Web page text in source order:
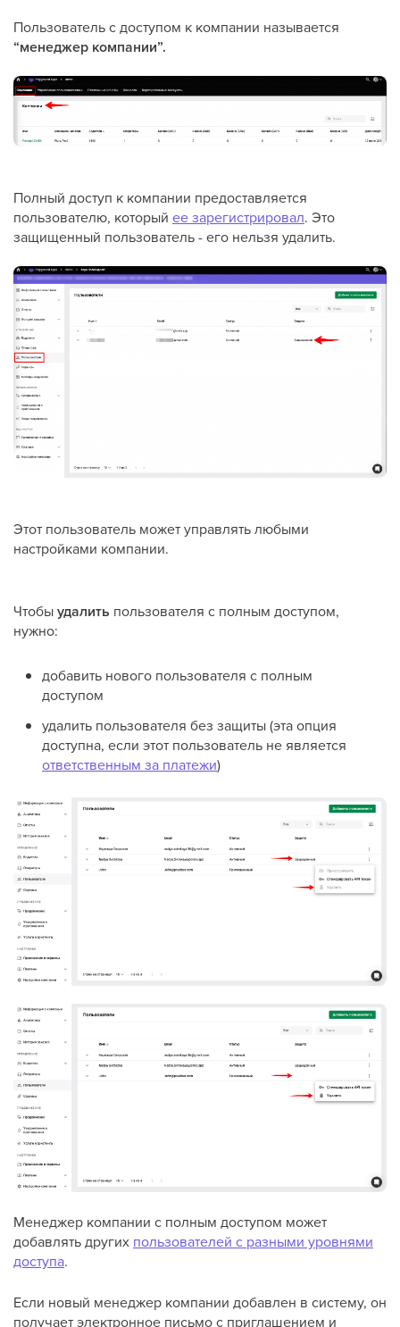
Пользователь с доступом к компании называется
“менеджер компании”.
Полный доступ к компании предоставляется
пользователю, который ее зарегистрировал. Это
защищенный пользователь - его нельзя удалить.
Этот пользователь может управлять любыми
настройками компании.
Чтобыудалить пользователя с полным доступом,
нужно:
добавить нового пользователя с полным
доступом
удалить пользователя без защиты (эта опция
доступна, если этот пользователь не является
ответственным за платежи)
Менеджер компании с полным доступом может
добавлять других пользователей с разными уровнями
доступа.
Если новый менеджер компании добавлен в систему, он
получает электронное письмо с приглашением и